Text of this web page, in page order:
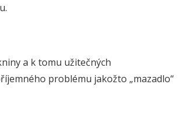
a k tomu užitečných
problému jakožto „mazadlo“